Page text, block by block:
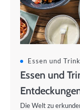
Essen und
Essen und
Die Welt zu